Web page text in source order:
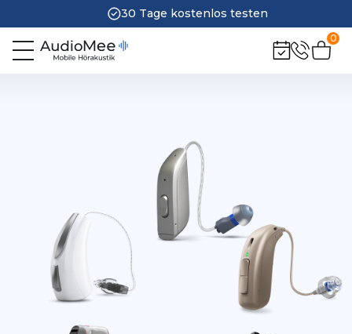
30 Tage kostenlos testen
0